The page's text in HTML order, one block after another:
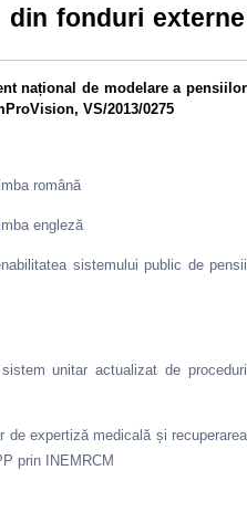
din fonduri externe
național de modelare a pensiilor
VS/2013/0275
română
engleză
sistemului public de pensii
unitar actualizat de proceduri
de expertiză medicală și recuperarea
prin INEMRCM